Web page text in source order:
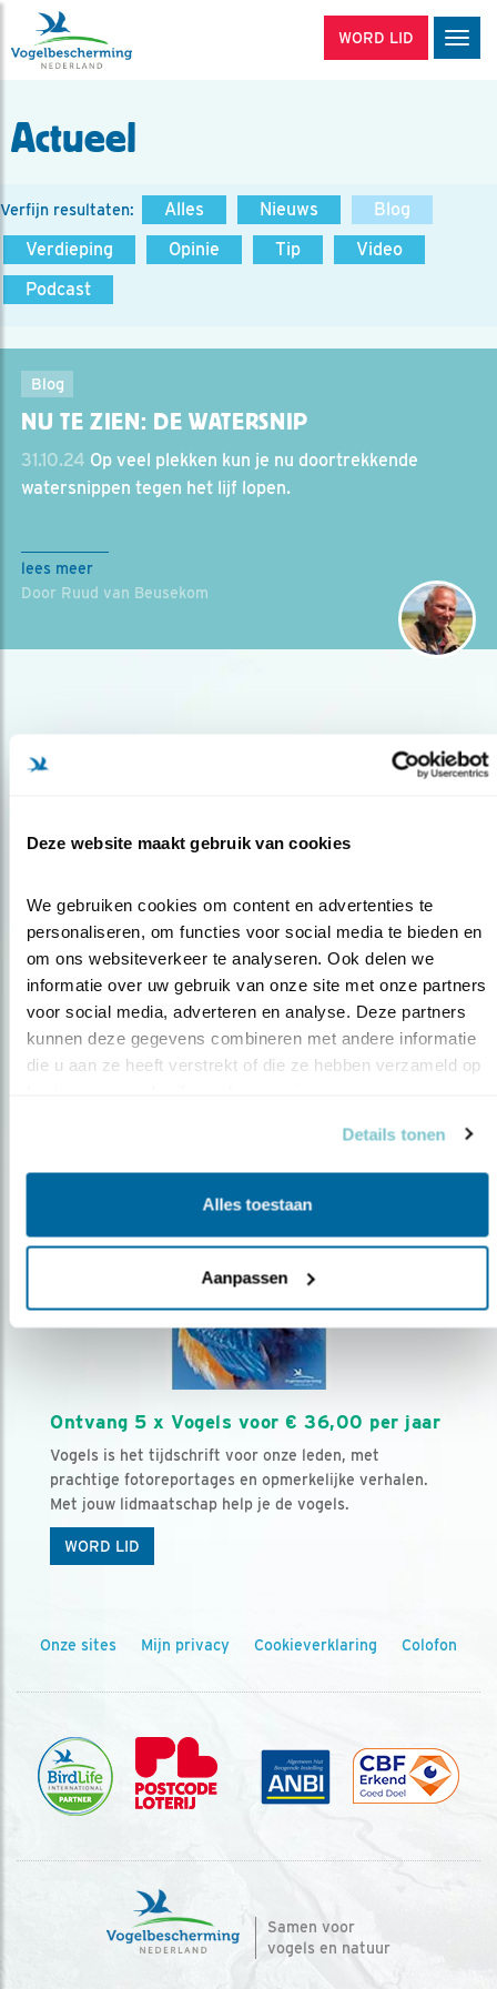
Deze website maakt gebruik van cookies
We gebruiken cookies om content en advertenties te
personaliseren, om functies voor social media te bieden en
om ons websiteverkeer te analyseren. Ook delen we
informatie over uw gebruik van onze site met onze partners
voor social media, adverteren en analyse. Deze partners
kunnen deze gegevens combineren met andere informatie
die u aan ze heeft verstrekt of die ze hebben verzameld op
Details tonen
Alles toestaan
Aanpassen
WORD LID
Actueel
Verfijn resultaten: Alles Nieuws
Blog
Verdieping
Opinie Tip
Video
Podcast
Blog
NU TE ZIEN: DE WATERSNIP
31.10.24 Op veel plekken kun je nu doortrekkende
watersnippen tegen het lijf lopen.
lees meer
Door Ruud van Beusekom
Meld je aan en ontvang nieuws, inspiratie, acties en tips
over vogels en activiteiten van Vogelbescherming.
AANMELDEN VOGELNIEUWS
Volg ons via social media
Ontvang 5 x Vogels voor € 36,00 per jaar
Vogels is het tijdschrift voor onze leden, met
prachtige fotoreportages en opmerkelijke verhalen.
Met jouw lidmaatschap help je de vogels.
WORD LID
Onze sites Mijn privacy Cookieverklaring Colofon
Samen voor
vogels en natuur